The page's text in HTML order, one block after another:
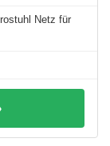
Netz für